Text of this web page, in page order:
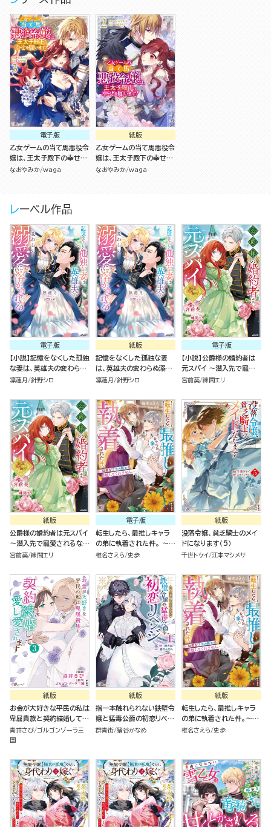
電子版
乙女ゲームの当て馬悪役令
嬢は、王太子殿下の幸せを
願います！ コミック版
なおやみか waga
紙版
乙女ゲームの当て馬悪役令
嬢は、王太子殿下の幸せを
願います！（2）
なおやみか waga
レーベル作品
電子版
【小説】記憶をなくした孤独
な妻は、英雄夫の変わらぬ
溺愛に溶かされる
凛蓮月 針野シロ
紙版
記憶をなくした孤独な妻
は、英雄夫の変わらぬ溺愛
に溶かされる
凛蓮月 針野シロ
電子版
【小説】公爵様の婚約者は
元スパイ ～潜入先で寵愛
されるなんて聞いてません
宮前葵 練間エリ
紙版
公爵様の婚約者は元スパイ
～潜入先で寵愛されるなん
て聞いてません～
宮前葵 練間エリ
電子版
転生したら、最推しキャラ
の弟に執着された件。 ～猫
憑き!? 氷の騎士が離して
椎名さえら 史歩
紙版
没落令嬢、貧乏騎士のメイ
ドになります（5）
千世トケイ 江本マシメサ
紙版
お金が大好きな平民の私は
卑屈貴族と契約結婚して愛
し愛されます（3）
青井さび ゴルゴンゾーラ三
国
紙版
指一本触れられない鉄壁令
嬢と猛毒公爵の初恋リベン
ジ
群青街 猪谷かなめ
紙版
転生したら、最推しキャラ
の弟に執着された件。～猫
憑き！？氷の騎士が離して
椎名さえら 史歩